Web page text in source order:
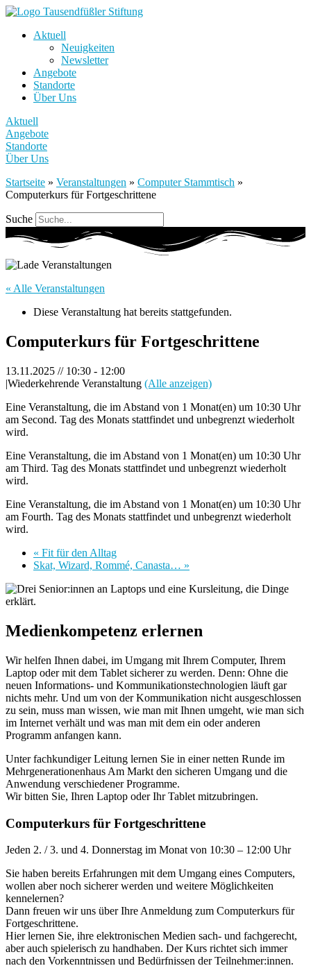
Aktuell
Neuigkeiten
Newsletter
Angebote
Standorte
Über Uns
Aktuell
Angebote
Standorte
Über Uns
Startseite » Veranstaltungen » Computer Stammtisch »
Computerkurs für Fortgeschrittene
Suche
« Alle Veranstaltungen
Diese Veranstaltung hat bereits stattgefunden.
Computerkurs für Fortgeschrittene
13.11.2025 // 10:30 - 12:00
|Wiederkehrende Veranstaltung (Alle anzeigen)
Eine Veranstaltung, die im Abstand von 1 Monat(en) um 10:30 Uhr
am Second. Tag des Monats stattfindet und unbegrenzt wiederholt
wird.
Eine Veranstaltung, die im Abstand von 1 Monat(en) um 10:30 Uhr
am Third. Tag des Monats stattfindet und unbegrenzt wiederholt
wird.
Eine Veranstaltung, die im Abstand von 1 Monat(en) um 10:30 Uhr
am Fourth. Tag des Monats stattfindet und unbegrenzt wiederholt
wird.
« Fit für den Alltag
Skat, Wizard, Rommé, Canasta… »
Medienkompetenz erlernen
Wir helfen Ihnen dabei, im Umgang mit Ihrem Computer, Ihrem
Laptop oder mit dem Tablet sicherer zu werden. Denn: Ohne die
neuen Informations- und Kommunikationstechnologien läuft gar
nichts mehr. Und um von der Kommunikation nicht ausgeschlossen
zu sein, muss man wissen, wie man mit Ihnen umgeht, wie man sich
im Internet verhält und was man mit dem ein oder anderen
Programm anfangen kann.
Unter fachkundiger Leitung lernen Sie in einer netten Runde im
Mehrgenerationenhaus Am Markt den sicheren Umgang und die
Anwendung verschiedener Programme.
Wir bitten Sie, Ihren Laptop oder Ihr Tablet mitzubringen.
Computerkurs für Fortgeschrittene
Jeden 2. / 3. und 4. Donnerstag im Monat von 10:30 – 12:00 Uhr
Sie haben bereits Erfahrungen mit dem Umgang eines Computers,
wollen aber noch sicherer werden und weitere Möglichkeiten
kennelernen?
Dann freuen wir uns über Ihre Anmeldung zum Computerkurs für
Fortgeschrittene.
Hier lernen Sie, ihre elektronischen Medien sach- und fachgerecht,
aber auch spielerisch zu handhaben. Der Kurs richtet sich immer
nach den Vorkenntnissen und Bedürfnissen der Teilnehmer:innen.